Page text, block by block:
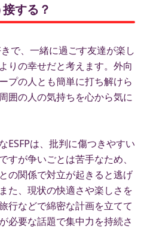
する？
で、一緒に過ごす友達が楽し
りの幸せだと考えます。外向
プの人とも簡単に打ち解けら
囲の人の気持ちを心から気に
ESFPは、批判に傷つきやすい
すが争いごとは苦手なため、
の関係で対立が起きると逃げ
た、現状の快適さや楽しさを
行などで綿密な計画を立てて
必要な話題で集中力を持続さ